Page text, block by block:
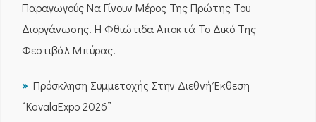
Παραγωγούς Να Γίνουν Μέρος Της Πρώτης Του
Διοργάνωσης. Η Φθιώτιδα Αποκτά Το Δικό Της
Φεστιβάλ Μπύρας!
Πρόσκληση Συμμετοχής Στην Διεθνή Έκθεση
“KavalaExpo 2026”